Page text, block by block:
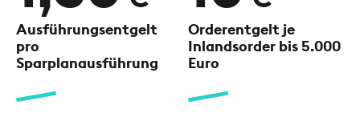
Ausführungsentgelt
pro
Sparplanausführung
Orderentgelt je
Inlandsorder bis 5.000
Euro